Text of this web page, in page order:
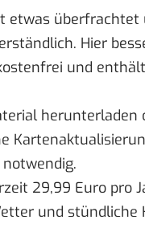
etwas
Hier
und
herunterladen
29,99 Euro pro
und stündliche